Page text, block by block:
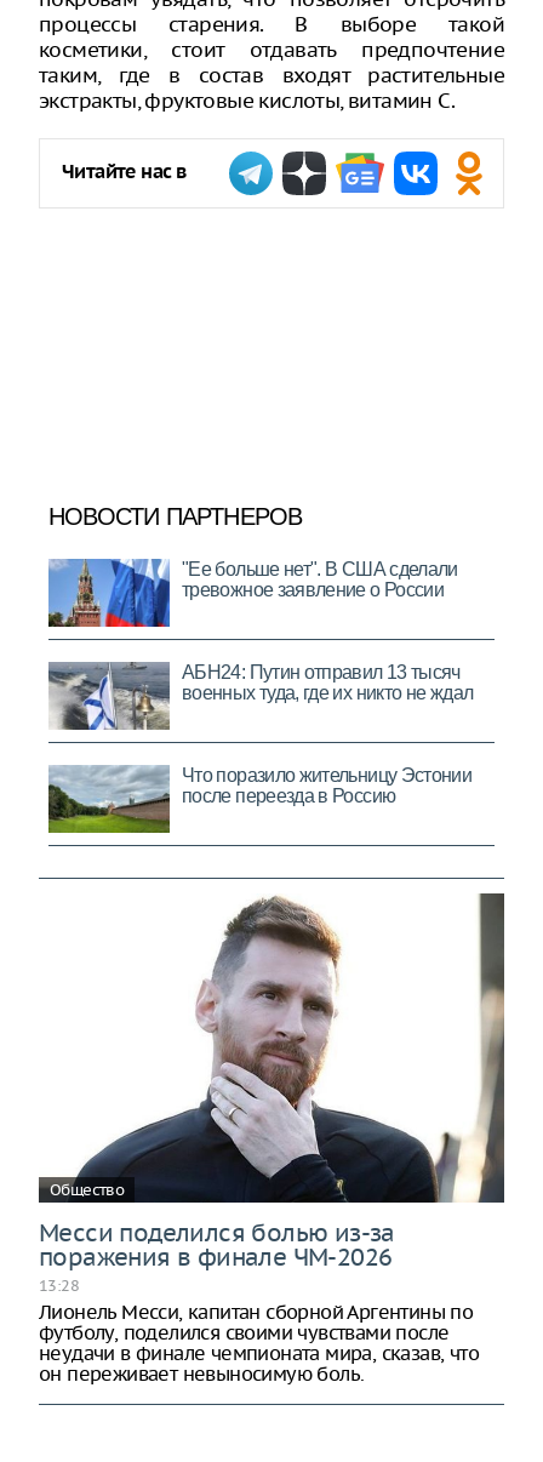
процессы старения. В выборе такой
косметики, стоит отдавать предпочтение
таким, где в состав входят растительные
экстракты, фруктовые кислоты, витамин С.
Читайте нас в
Общество
Месси поделился болью из-за
поражения в финале ЧМ-2026
13:28
Лионель Месси, капитан сборной Аргентины по
футболу, поделился своими чувствами после
неудачи в финале чемпионата мира, сказав, что
он переживает невыносимую боль.